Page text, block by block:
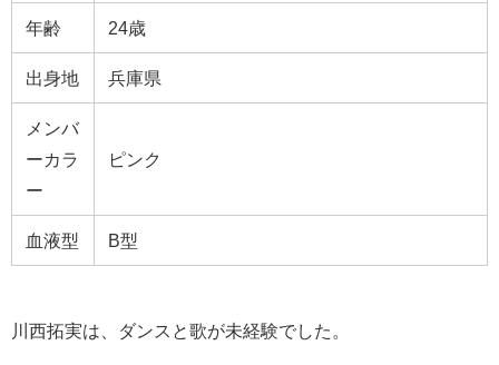
年齢 24歳
出身地 兵庫県
メンバ
ーカラ
ー
ピンク
血液型 B型
川西拓実は、ダンスと歌が未経験でした。